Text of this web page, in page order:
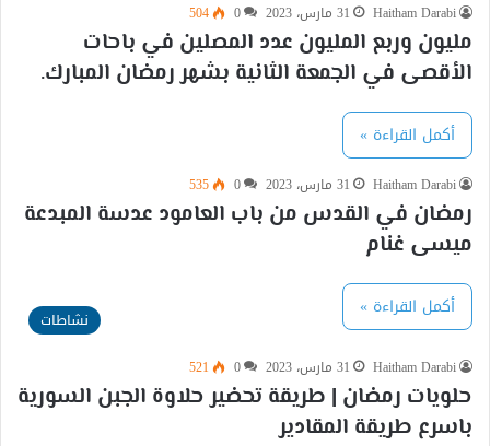
Haitham Darabi 31 مارس، 2023 0
504
مليون وربع المليون عدد المصلين في باحات
الأقصى في الجمعة الثانية بشهر رمضان المبارك.
أكمل القراءة »
Haitham Darabi 31 مارس، 2023 0
535
رمضان في القدس من باب العامود عدسة المبدعة
ميسى غنام
أكمل القراءة » نشاطات
Haitham Darabi 31 مارس، 2023 0
521
حلويات رمضان | طريقة تحضير حلاوة الجبن السورية
باسرع طريقة المقادير